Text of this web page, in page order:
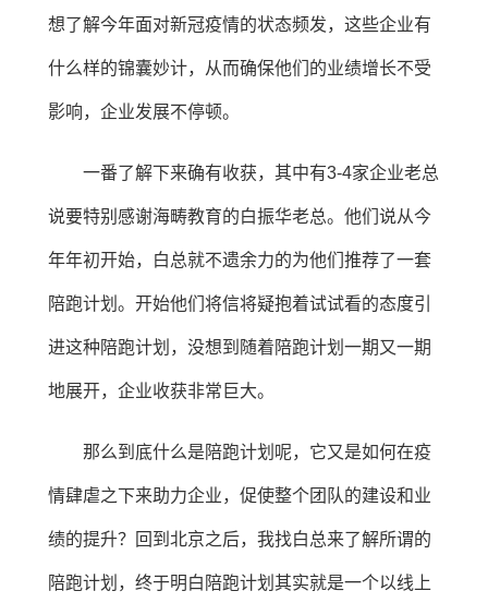
想了解今年面对新冠疫情的状态频发，这些企业有
什么样的锦囊妙计，从而确保他们的业绩增长不受
影响，企业发展不停顿。
一番了解下来确有收获，其中有3-4家企业老总
说要特别感谢海畴教育的白振华老总。他们说从今
年年初开始，白总就不遗余力的为他们推荐了一套
陪跑计划。开始他们将信将疑抱着试试看的态度引
进这种陪跑计划，没想到随着陪跑计划一期又一期
地展开，企业收获非常巨大。
那么到底什么是陪跑计划呢，它又是如何在疫
情肆虐之下来助力企业，促使整个团队的建设和业
绩的提升？回到北京之后，我找白总来了解所谓的
陪跑计划，终于明白陪跑计划其实就是一个以线上